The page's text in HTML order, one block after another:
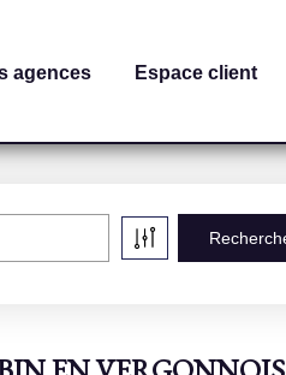
agences Espace client